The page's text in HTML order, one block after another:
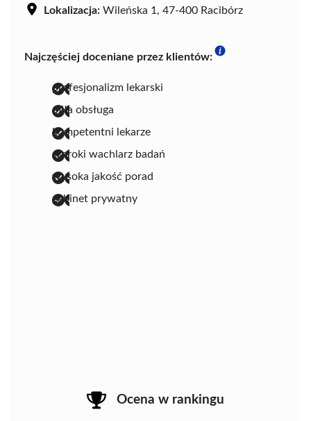
Lokalizacja: Wileńska 1, 47-400 Racibórz
Najczęściej doceniane przez klientów:
profesjonalizm lekarski
miła obsługa
kompetentni lekarze
szeroki wachlarz badań
wysoka jakość porad
gabinet prywatny
Ocena w rankingu